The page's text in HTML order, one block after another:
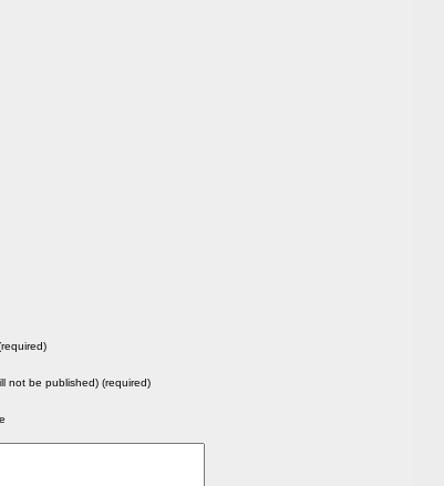
not be published) (required)